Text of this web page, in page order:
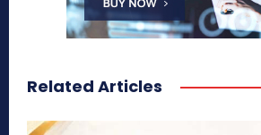
Related Articles